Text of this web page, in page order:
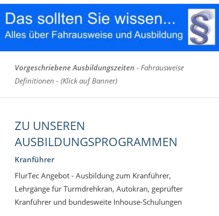
Vorgeschriebene Ausbildungszeiten - Fahrausweise
Definitionen - (Klick auf Banner)
ZU UNSEREN
AUSBILDUNGSPROGRAMMEN
Kranführer
FlurTec Angebot - Ausbildung zum Kranführer,
Lehrgänge für Turmdrehkran, Autokran, geprüfter
Kranführer und bundesweite Inhouse-Schulungen